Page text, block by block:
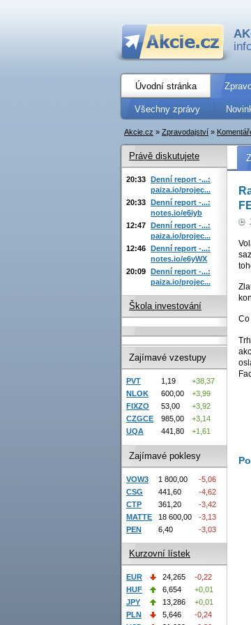
Úvodní stránka
Všechny zprávy
Akcie.cz » Zpravodajství »
Co
Právě diskutujete
20:33 Denní report -...:
paiza.io/projec...
20:33 Denní report -...:
notes.io/e6iyb
12:47 Denní report -...:
paiza.io/projec...
12:46 Denní report -...:
notes.io/e6yWX
20:09 Denní report -...:
paiza.io/projec...
Škola investování
Zajímavé vzestupy
PVT 1,19
+38,37
NLOK
600,00
+3,99
FIXZO
53,00
+3,92
CZGCE
985,00
+3,14
UQA
441,80 +1,61
Zajímavé poklesy
VOW3 1 800,00
-5,06
CSG
441,60
-4,62
CTP
361,20
-3,42
MATTE
18 600,00
-3,13
PEN
6,40 -3,03
Kurzovní lístek
EUR 24,265
-0,22
HUF
6,654
+0,01
JPY
13,286
+0,01
PLN
5,646
-0,24